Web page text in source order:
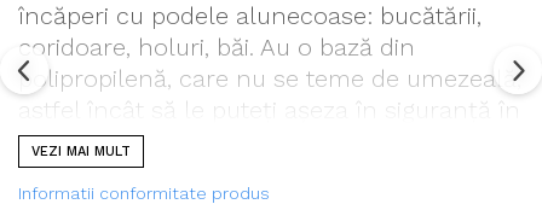
încăperi cu podele alunecoase: bucătării,
coridoare, holuri, băi. Au o bază din
polipropilenă, care nu se teme de umezeală,
astfel încât să le puteți așeza în siguranță în
aer liber: terase, nișe, verande și balcoane
deschise.
VEZI MAI MULT
Informatii conformitate produs